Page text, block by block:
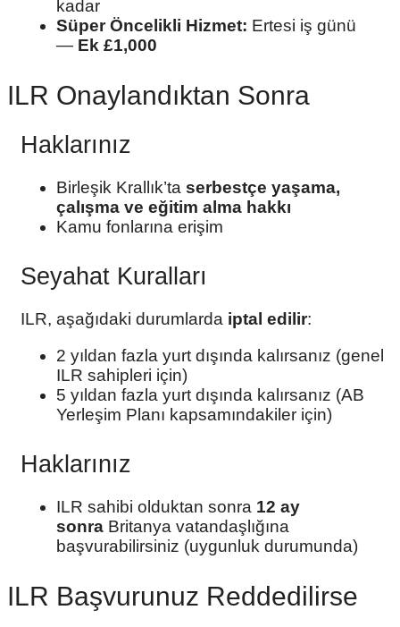
kadar
Süper Öncelikli Hizmet: Ertesi iş günü
— Ek £1,000
ILR Onaylandıktan Sonra
Haklarınız
Birleşik Krallık’ta serbestçe yaşama,
çalışma ve eğitim alma hakkı
Kamu fonlarına erişim
Seyahat Kuralları
ILR, aşağıdaki durumlarda iptal edilir:
2 yıldan fazla yurt dışında kalırsanız (genel
ILR sahipleri için)
5 yıldan fazla yurt dışında kalırsanız (AB
Yerleşim Planı kapsamındakiler için)
Haklarınız
ILR sahibi olduktan sonra 12 ay
sonra Britanya vatandaşlığına
başvurabilirsiniz (uygunluk durumunda)
ILR Başvurunuz Reddedilirse